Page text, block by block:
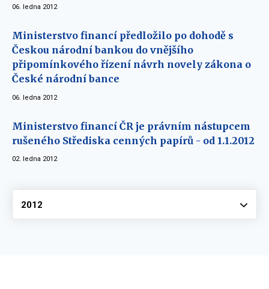
06. ledna 2012
Ministerstvo financí předložilo po dohodě s
Českou národní bankou do vnějšího
připomínkového řízení návrh novely zákona o
České národní bance
06. ledna 2012
Ministerstvo financí ČR je právním nástupcem
rušeného Střediska cenných papírů - od 1.1.2012
02. ledna 2012
Vyberte
2012